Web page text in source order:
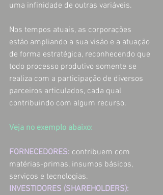
uma infinidade de outras variáveis.
Nos tempos atuais, as corporações
estão ampliando a sua visão e a atuação
de forma estratégica, reconhecendo que
todo processo produtivo somente se
realiza com a participação de diversos
parceiros articulados, cada qual
contribuindo com algum recurso.
Veja no exemplo abaixo:
FORNECEDORES: contribuem com
matérias-primas, insumos básicos,
serviços e tecnologias.
INVESTIDORES (SHAREHOLDERS):